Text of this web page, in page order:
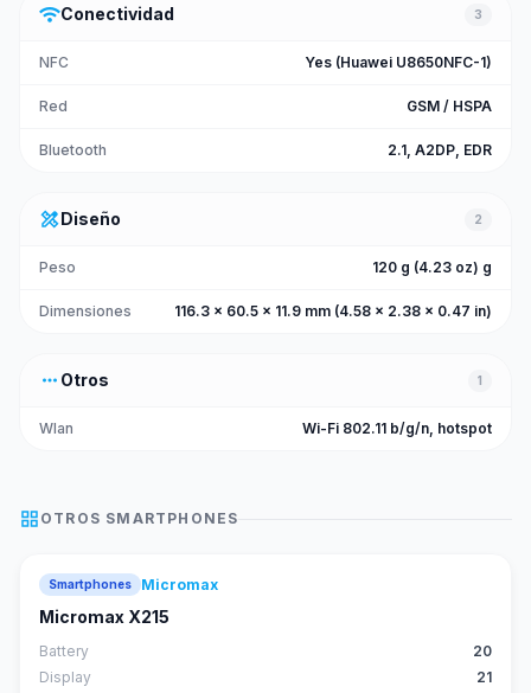
wifiConectividad 3
NFC Yes (Huawei U8650NFC-1)
Red GSM / HSPA
Bluetooth 2.1, A2DP, EDR
design_servicesDiseño 2
Peso 120 g (4.23 oz) g
Dimensiones 116.3 x 60.5 x 11.9 mm (4.58 x 2.38 x 0.47 in)
more_horiz Otros 1
Wlan Wi-Fi 802.11 b/g/n, hotspot
grid_view OTROS SMARTPHONES
Smartphones Micromax
Micromax X215
Battery
20
Display
21